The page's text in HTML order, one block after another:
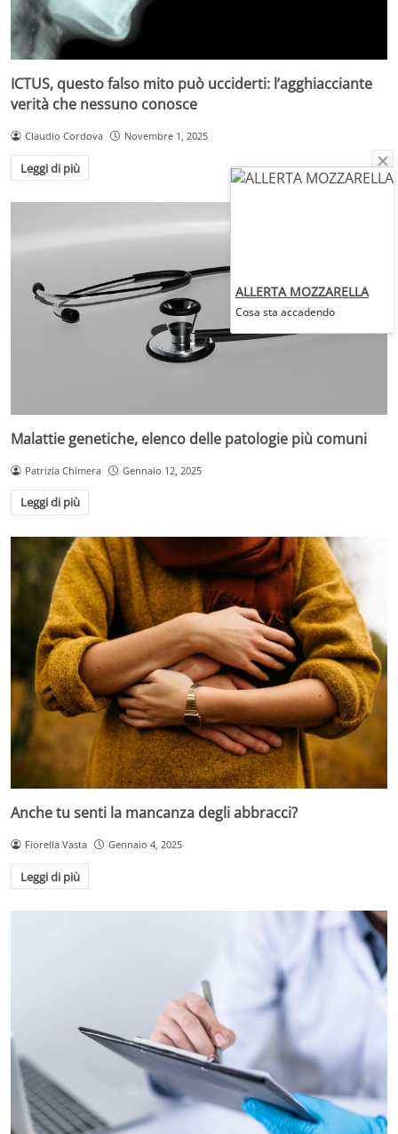
ICTUS, questo falso mito può ucciderti: l’agghiacciante
verità che nessuno conosce
Claudio Cordova Novembre 1, 2025
Leggi di più
Malattie genetiche, elenco delle patologie più comuni
Patrizia Chimera Gennaio 12, 2025
Leggi di più
Anche tu senti la mancanza degli abbracci?
Fiorella Vasta Gennaio 4, 2025
Leggi di più
ALLERTA MOZZARELLA
Cosa sta accadendo